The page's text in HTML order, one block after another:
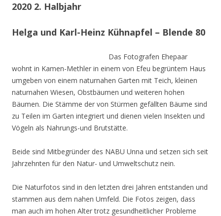
2020 2. Halbjahr
Helga und Karl-Heinz Kühnapfel – Blende 80
Das Fotografen Ehepaar
wohnt in Kamen-Methler in einem von Efeu begrüntem Haus
umgeben von einem naturnahen Garten mit Teich, kleinen
naturnahen Wiesen, Obstbäumen und weiteren hohen
Bäumen. Die Stämme der von Stürmen gefällten Bäume sind
zu Teilen im Garten integriert und dienen vielen Insekten und
Vögeln als Nahrungs-und Brutstätte.
Beide sind Mitbegründer des NABU Unna und setzen sich seit
Jahrzehnten für den Natur- und Umweltschutz nein.
Die Naturfotos sind in den letzten drei Jahren entstanden und
stammen aus dem nahen Umfeld. Die Fotos zeigen, dass
man auch im hohen Alter trotz gesundheitlicher Probleme